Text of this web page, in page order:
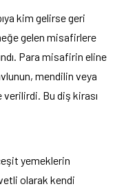
kim gelirse geri
gelen misafirlere
Para misafirin eline
mendilin veya
verilirdi. Bu diş kirası
yemeklerin
olarak kendi